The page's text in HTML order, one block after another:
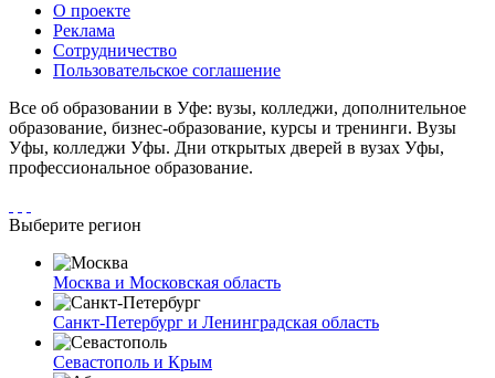
О проекте
Реклама
Сотрудничество
Пользовательское соглашение
Все об образовании в Уфе: вузы, колледжи, дополнительное
образование, бизнес-образование, курсы и тренинги. Вузы
Уфы, колледжи Уфы. Дни открытых дверей в вузах Уфы,
профессиональное образование.
Выберите регион
Москва и Московская область
Санкт-Петербург и Ленинградская область
Севастополь и Крым